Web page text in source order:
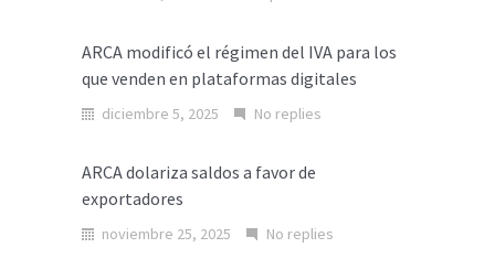
ARCA modificó el régimen del IVA para los
que venden en plataformas digitales
diciembre 5, 2025 No replies
ARCA dolariza saldos a favor de
exportadores
noviembre 25, 2025 No replies